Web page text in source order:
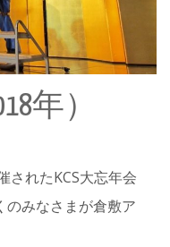
年）
されたKCS大忘年会
のみなさまが倉敷ア